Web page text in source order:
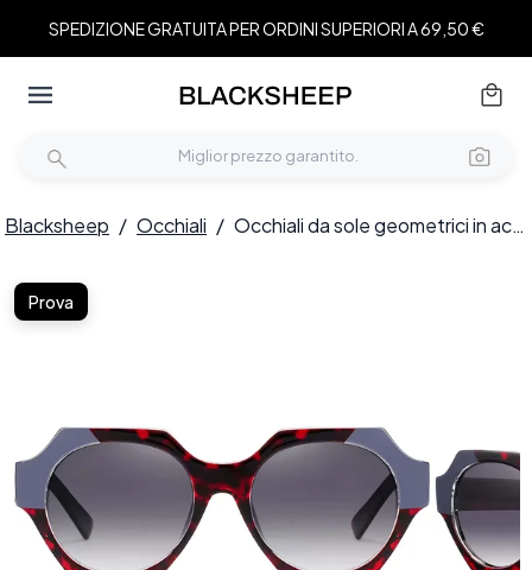
SPEDIZIONE GRATUITA PER ORDINI SUPERIORI A 69,50 €
Blacksheep / Occhiali / Occhiali da sole geometrici in acetato rosso #BS2607-0081
Prova